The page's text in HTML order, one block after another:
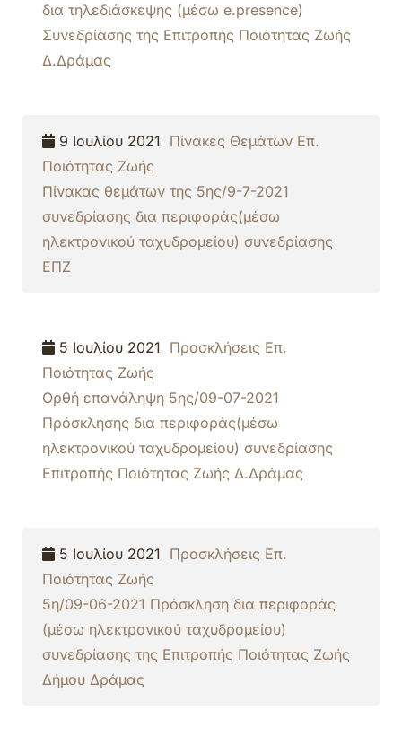
δια τηλεδιάσκεψης (μέσω e.presence)
Συνεδρίασης της Επιτροπής Ποιότητας Ζωής
Δ.Δράμας
9 Ιουλίου 2021 Πίνακες Θεμάτων Επ.
Ποιότητας Ζωής
Πίνακας θεμάτων της 5ης/9-7-2021
συνεδρίασης δια περιφοράς(μέσω
ηλεκτρονικού ταχυδρομείου) συνεδρίασης
ΕΠΖ
5 Ιουλίου 2021 Προσκλήσεις Επ.
Ποιότητας Ζωής
Ορθή επανάληψη 5ης/09-07-2021
Πρόσκλησης δια περιφοράς(μέσω
ηλεκτρονικού ταχυδρομείου) συνεδρίασης
Επιτροπής Ποιότητας Ζωής Δ.Δράμας
5 Ιουλίου 2021 Προσκλήσεις Επ.
Ποιότητας Ζωής
5η/09-06-2021 Πρόσκληση δια περιφοράς
(μέσω ηλεκτρονικού ταχυδρομείου)
συνεδρίασης της Επιτροπής Ποιότητας Ζωής
Δήμου Δράμας